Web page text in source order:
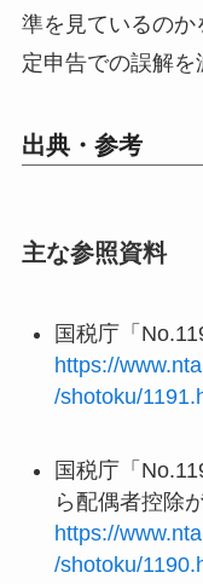
準を見ているの
定申告での誤解を
出典・参考
主な参照資料
国税庁「
https://
/shotoku/
国税庁「
ら配偶者控除
https://
/shotoku/